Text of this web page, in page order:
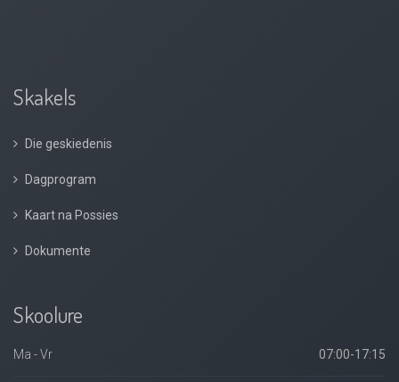
Skakels
Die geskiedenis
Dagprogram
Kaart na Possies
Dokumente
Skoolure
Ma - Vr 07:00-17:15